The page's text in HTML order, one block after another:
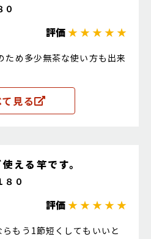
０
評価★ ★ ★ ★ ★
ため多少無茶な使い方も出来
て見る
える竿です。
８０
評価★ ★ ★ ★ ★
もう1節短くしてもいいと